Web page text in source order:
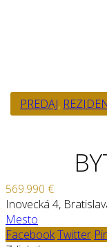
PREDAJ,
569.990 €
Inovecká 4,
Mesto
FacebookTwitter